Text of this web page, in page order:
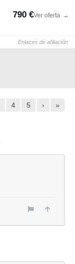
790 €Ver oferta →
Enlaces de afiliación
4 5 › »